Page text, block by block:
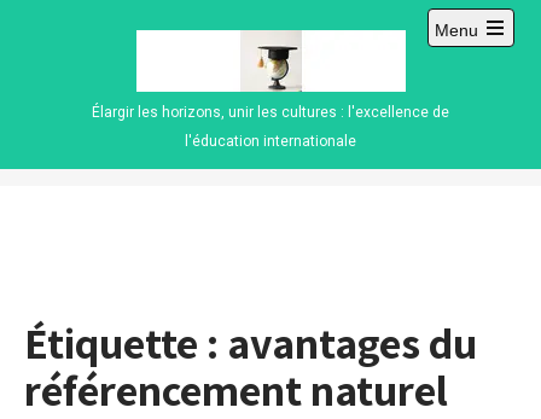
Élargir les horizons, unir les cultures : l'excellence de
l'éducation internationale
Menu
Open
Étiquette : avantages du
référencement naturel